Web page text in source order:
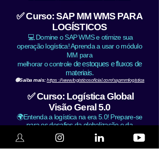
✅ Curso: SAP MM WMS PARA
LOGÍSTICOS
💻 Domine o SAP WMS e otimize sua
operação logística! Aprenda a usar o módulo
MM para
melhorar o controlede estoques e fluxos de
materiais.
🟢Saiba mais:https ://www.logisticosoficial.com/sapmmlogistica
✅ Curso: Logística Global
Visão Geral 5.0
🌍Entenda a logística na era 5.0! Prepare-se
para os desafios da globalização e da
tecnológica no setor logístico. Tenha uma visão
geral de como a logística funciona no Brasil e